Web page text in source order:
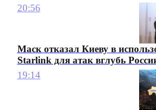
20:56
Маск отказал Киеву в
Starlink для атак вглубь
19:14